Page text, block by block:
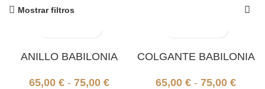
Mostrar filtros
ANILLO BABILONIA
65,00 € - 75,00 €
COLGANTE BABILONIA
65,00 € - 75,00 €